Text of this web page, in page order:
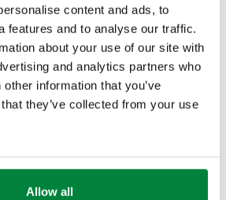
content and ads, to
features and to analyse our traffic.
about your use of our site with
and analytics partners who
information that you’ve
they’ve collected from your use
Allow all
Вихідне з’єднання Actions
228-1)
G 3/4" (ISO 228-1)
B.З.